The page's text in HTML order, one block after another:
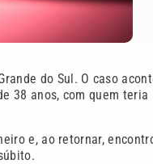
do Sul. O caso
38 anos, com quem teria
e, ao retornar,